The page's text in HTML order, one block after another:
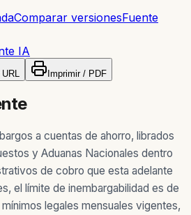
Comparar versionesFuente
IA
Imprimir / PDF
a cuentas de ahorro, librados
y Aduanas Nacionales dentro
de cobro que esta adelante
el límite de inembargabilidad es de
legales mensuales vigentes,